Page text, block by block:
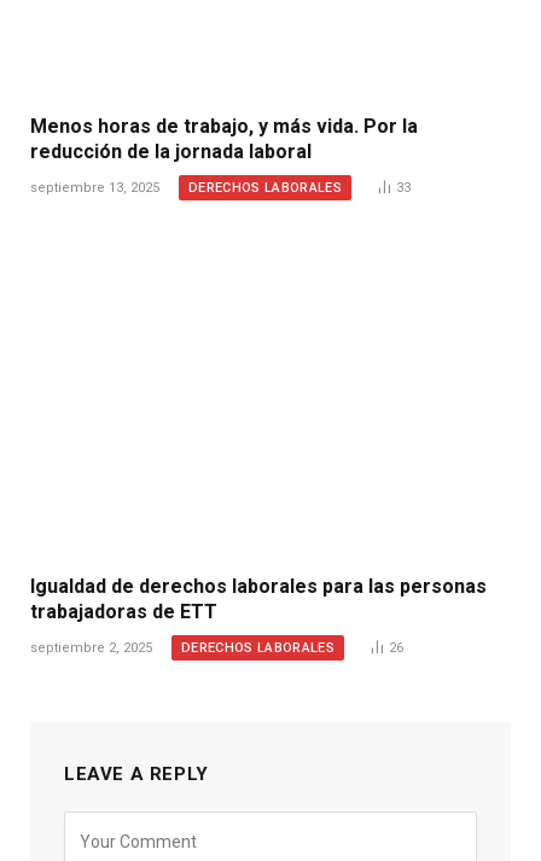
Menos horas de trabajo, y más vida. Por la
reducción de la jornada laboral
septiembre 13, 2025 DERECHOS LABORALES 33
Igualdad de derechos laborales para las personas
trabajadoras de ETT
septiembre 2, 2025 DERECHOS LABORALES 26
LEAVE A REPLY